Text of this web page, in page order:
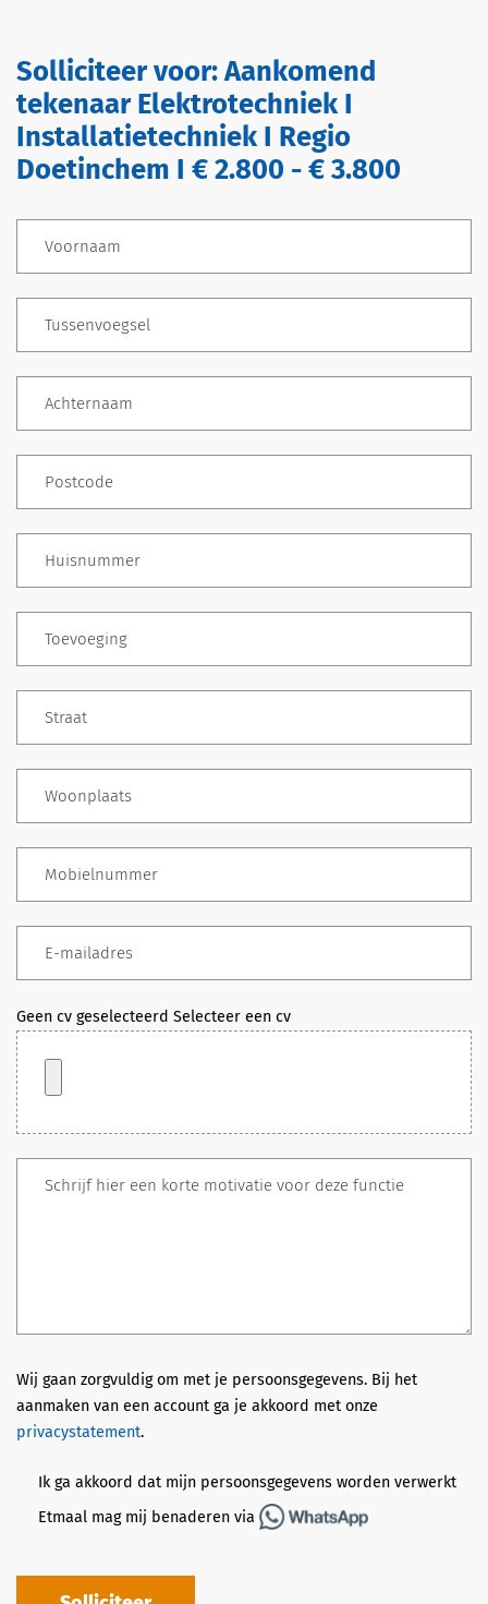
Solliciteer voor:Aankomend
tekenaar Elektrotechniek I
Installatietechniek I Regio
Doetinchem I € 2.800 - € 3.800
Geen cv geselecteerd Selecteer een cv
Wij gaan zorgvuldig om met je persoonsgegevens. Bij het
aanmaken van een account ga je akkoord met onze
privacystatement.
Ik ga akkoord dat mijn persoonsgegevens worden verwerkt
Etmaal mag mij benaderen via